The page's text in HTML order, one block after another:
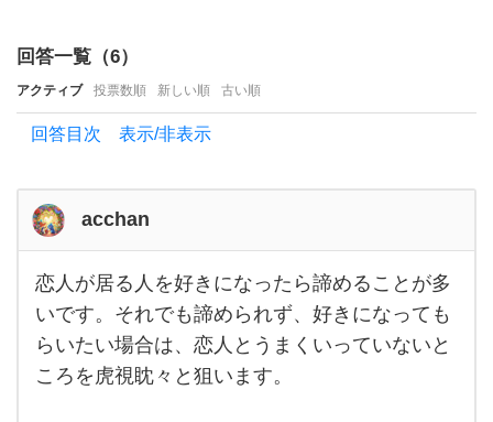
ま
す
か？
恋愛
由な
も
の
で
す
が、
回答一覧（6）
アクティブ 投票数順 新しい順 古い順
回答目次 表示/非表示
acchan
恋人
が居
る人
を好
きに
なっ
恋人が居る人を好きになったら諦めることが多
いです。それでも諦められず、好きになっても
らいたい場合は、恋人とうまくいっていないと
ころを虎視眈々と狙います。